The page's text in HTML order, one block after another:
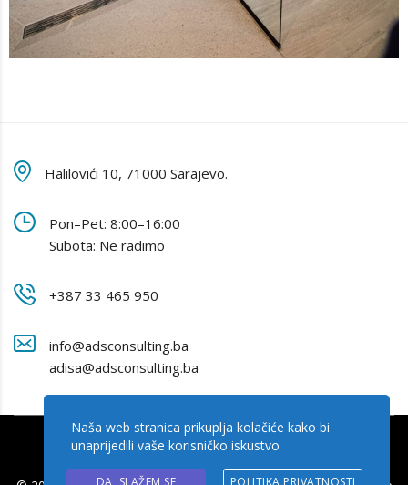
Halilovići 10, 71000 Sarajevo.
Pon–Pet: 8:00–16:00
Subota: Ne radimo
+387 33 465 950
info@adsconsulting.ba
adisa@adsconsulting.ba
Naša web stranica prikuplja kolačiće kako bi
unaprijedili vaše korisničko iskustvo
DA, SLAŽEM SE POLITIKA PRIVATNOSTI